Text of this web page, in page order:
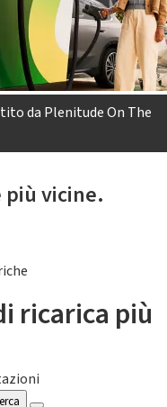
da Plenitude On The
più vicine.
ricarica più